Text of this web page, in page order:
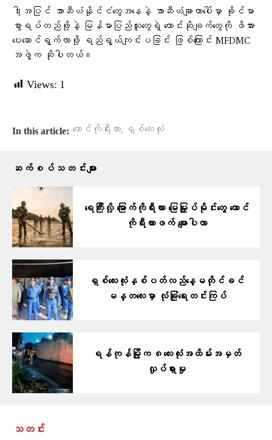
ဒါ့အပြင် အာဆီယံနိုင်ငံတွေအနေနဲ့ အာဆီယံချာတာပေါ်မှာ ခိုင်မာ
စွာရပ်တည်ဖို့နဲ့ မြန်မာပြည်သူတွေရဲ့ တောင်းဆိုချက်တွေကို ဖိအား
ပေးဆောင်ရွက်လာဖို့ ရည်ရွယ်ကျင်းပခြင်း ဖြစ်ကြောင်း MFDMC
အဖွဲ့က ဆိုပါတယ်။
Views: 1
In this article: တောင်ကိုရီးယား, ရှစ်လေးလုံး
ဆက်စပ်သတင်းများ
ရေကြီးလို့ မြောက်ကိုရီးယား မြေမြှုပ်မိုင်းတွေ တောင်
ကိုရီးယားဖက် မျောပါလာ
ရှစ်လေးလုံးနှစ်ပတ်လည်နေ့မတိုင်ခင်
မန္တလေးမှာ လုံခြုံရေးတင်းကြပ်
ရန်ကုန်မြို့က ၈လေးလုံးအထိမ်းအမှတ်
လှုပ်ရှားမှု
သတင်း